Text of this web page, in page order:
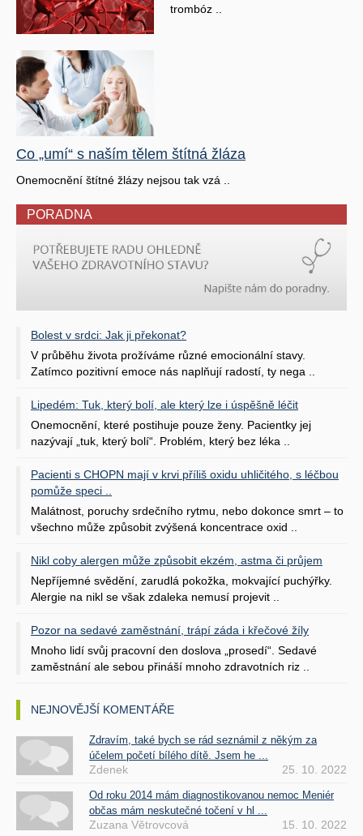
trombóz ..
Co „umí“ s naším tělem štítná žláza
Onemocnění štítné žlázy nejsou tak vzá ..
PORADNA
Bolest v srdci: Jak ji překonat?
V průběhu života prožíváme různé emocionální stavy.
Zatímco pozitivní emoce nás naplňují radostí, ty nega ..
Lipedém: Tuk, který bolí, ale který lze i úspěšně léčit
Onemocnění, které postihuje pouze ženy. Pacientky jej
nazývají „tuk, který bolí“. Problém, který bez léka ..
Pacienti s CHOPN mají v krvi příliš oxidu uhličitého, s léčbou
pomůže speci ..
Malátnost, poruchy srdečního rytmu, nebo dokonce smrt – to
všechno může způsobit zvýšená koncentrace oxid ..
Nikl coby alergen může způsobit ekzém, astma či průjem
Nepříjemné svědění, zarudlá pokožka, mokvající puchýřky.
Alergie na nikl se však zdaleka nemusí projevit ..
Pozor na sedavé zaměstnání, trápí záda i křečové žíly
Mnoho lidí svůj pracovní den doslova „prosedí“. Sedavé
zaměstnání ale sebou přináší mnoho zdravotních riz ..
NEJNOVĚJŠÍ KOMENTÁŘE
Zdravím, také bych se rád seznámil z někým za
účelem početí bílého dítě. Jsem he ...
Zdenek 25. 10. 2022
Od roku 2014 mám diagnostikovanou nemoc Meniér
občas mám neskutečné točení v hl ...
Zuzana Větrovcová 15. 10. 2022